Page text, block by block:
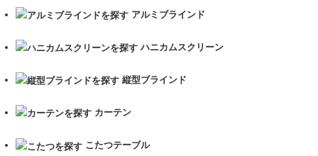
アルミブラインド
ハニカムスクリーン
縦型ブラインド
カーテン
こたつテーブル